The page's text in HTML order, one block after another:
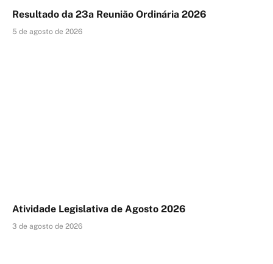
Resultado da 23a Reunião Ordinária 2026
5 de agosto de 2026
Atividade Legislativa de Agosto 2026
3 de agosto de 2026